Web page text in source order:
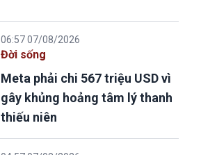
06:57 07/08/2026
Đời sống
Meta phải chi 567 triệu USD vì
gây khủng hoảng tâm lý thanh
thiếu niên